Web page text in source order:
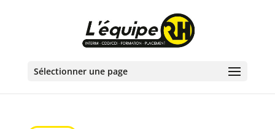
Sélectionner une page